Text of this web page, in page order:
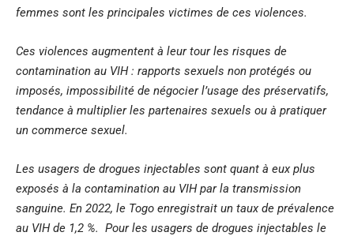
femmes sont les principales victimes de ces violences.
Ces violences augmentent à leur tour les risques de
contamination au VIH : rapports sexuels non protégés ou
imposés, impossibilité de négocier l’usage des préservatifs,
tendance à multiplier les partenaires sexuels ou à pratiquer
un commerce sexuel.
Les usagers de drogues injectables sont quant à eux plus
exposés à la contamination au VIH par la transmission
sanguine. En 2022, le Togo enregistrait un taux de prévalence
au VIH de 1,2 %. Pour les usagers de drogues injectables le